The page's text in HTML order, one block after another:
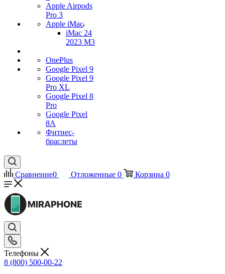
Apple Airpods
Pro 3
Apple iMac
iMac 24
2023 M3
OnePlus
Google Pixel 9
Google Pixel 9
Pro XL
Google Pixel 8
Pro
Google Pixel
8A
Фитнес-
браслеты
Сравнение0 Отложенные 0 Корзина 0
Телефоны
8 (800) 500-00-22